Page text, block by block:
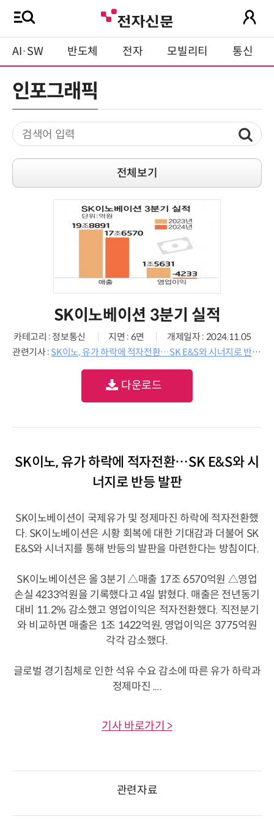
AI·SW 반도체 전자 모빌리티 통신
인포그래픽
전체보기
SK이노베이션 3분기 실적
카테고리 : 정보통신 지면 : 6면
개제일자 : 2024.11.05
관련기사 : SK이노, 유가 하락에 적자전환…SK E&S와 시너지로 반등 발판
다운로드
SK이노, 유가 하락에 적자전환…SK E&S와 시
너지로 반등 발판
SK이노베이션이 국제유가 및 정제마진 하락에 적자전환했
다. SK이노베이션은 시황 회복에 대한 기대감과 더불어 SK
E&S와 시너지를 통해 반등의 발판을 마련한다는 방침이다.
SK이노베이션은 올 3분기 △매출 17조 6570억원 △영업
손실 4233억원을 기록했다고 4일 밝혔다. 매출은 전년동기
대비 11.2% 감소했고 영업이익은 적자전환했다. 직전분기
와 비교하면 매출은 1조 1422억원, 영업이익은 3775억원
각각 감소했다.
글로벌 경기침체로 인한 석유 수요 감소에 따른 유가 하락과
정제마진 ....
기사 바로가기 >
관련자료